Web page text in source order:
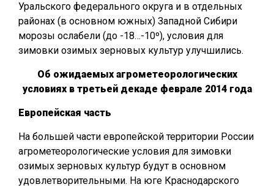
Уральского федерального округа и в отдельных
районах (в основном южных) Западной Сибири
морозы ослабели (до -18…-10º), условия для
зимовки озимых зерновых культур улучшились.
Об ожидаемых агрометеорологических
условиях в третьей декаде феврале 2014 года
Европейская часть
На большей части европейской территории России
агрометеорологические условия для зимовки
озимых зерновых культур будут в основном
удовлетворительными. На юге Краснодарского